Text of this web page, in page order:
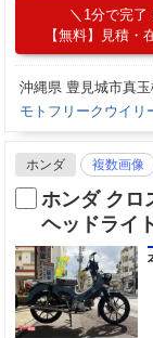
1分で完了
【無料】見積・
沖縄県 豊見城市真
モトフリークウイ
ホンダ 複数画像
ホンダ ク
ヘッドライ